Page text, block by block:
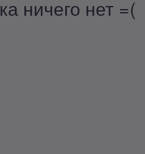
ничего нет =(